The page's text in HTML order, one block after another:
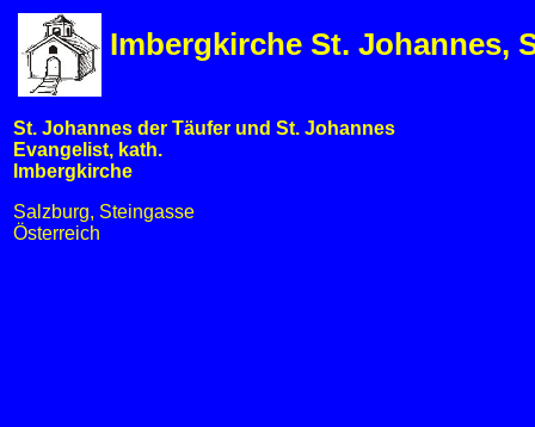
Imbergkirche St. Johannes,
St. Johannes der Täufer und St. Johannes
Evangelist, kath.
Imbergkirche
Salzburg, Steingasse
Österreich